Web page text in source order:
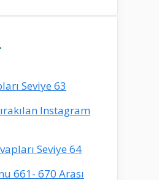
Seviye 63
Instagram
Seviye 64
661- 670 Arası